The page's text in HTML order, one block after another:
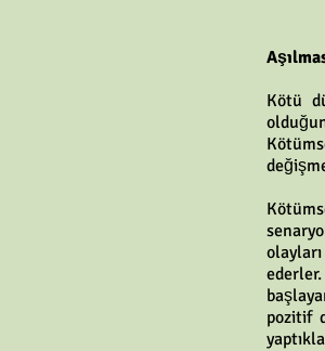
Kötü
pozitif